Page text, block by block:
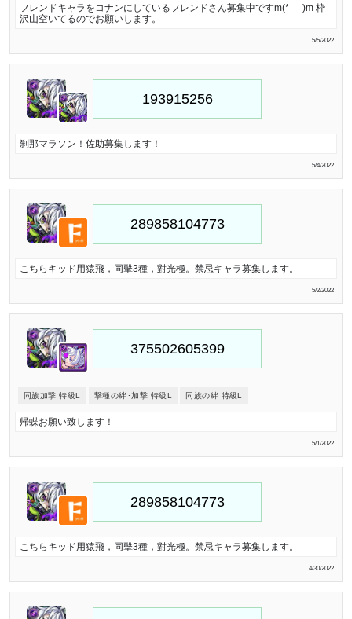
フレンドキャラをコナンにしているフレンドさん募集中ですm(*_ _)m 枠
沢山空いてるのでお願いします。
5/5/2022
刹那マラソン！佐助募集します！
5/4/2022
こちらキッド用猿飛，同擊3種，對光極。禁忌キャラ募集します。
5/2/2022
同族加撃 特級L 撃種の絆･加撃 特級L 同族の絆 特級L
帰蝶お願い致します！
5/1/2022
こちらキッド用猿飛，同擊3種，對光極。禁忌キャラ募集します。
4/30/2022